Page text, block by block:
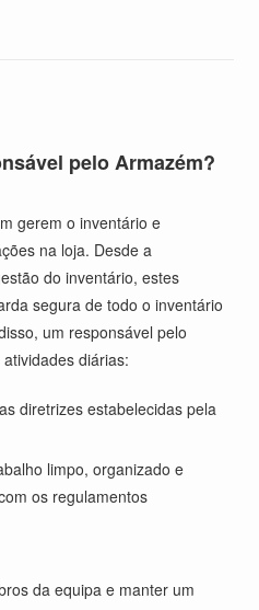
pelo Armazém?
gerem o inventário e
na loja. Desde a
do inventário, estes
segura de todo o inventário
um responsável pelo
diárias:
diretrizes estabelecidas pela
limpo, organizado e
os regulamentos
da equipa e manter um